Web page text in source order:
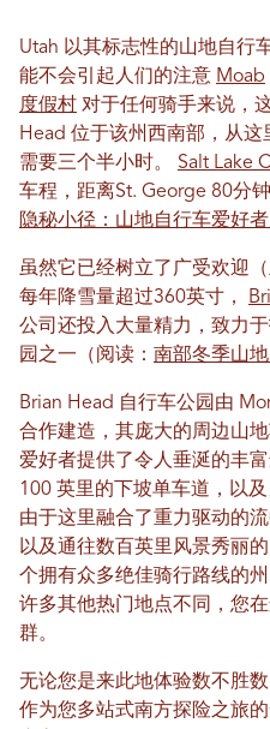
Utah 以其标志性的山地自行
能不会引起人们的注意 Moab
度假村 对于任何骑手来说，
Head 位于该州西南部，从
需要三个半小时。 Salt Lake
车程，距离St. George 80分
隐秘小径：山地自行车爱好
虽然它已经树立了广受欢迎
每年降雪量超过360英寸，
公司还投入大量精力，致力
园之一（阅读： 南部冬季山
Brian Head 自行车公园由
合作建造，其庞大的周边山
爱好者提供了令人垂涎的丰
100 英里的下坡单车道，以
由于这里融合了重力驱动的
以及通往数百英里风景秀丽
个拥有众多绝佳骑行路线的
许多其他热门地点不同，您
群。
无论您是来此地体验数不胜
作为您多站式南方探险之旅